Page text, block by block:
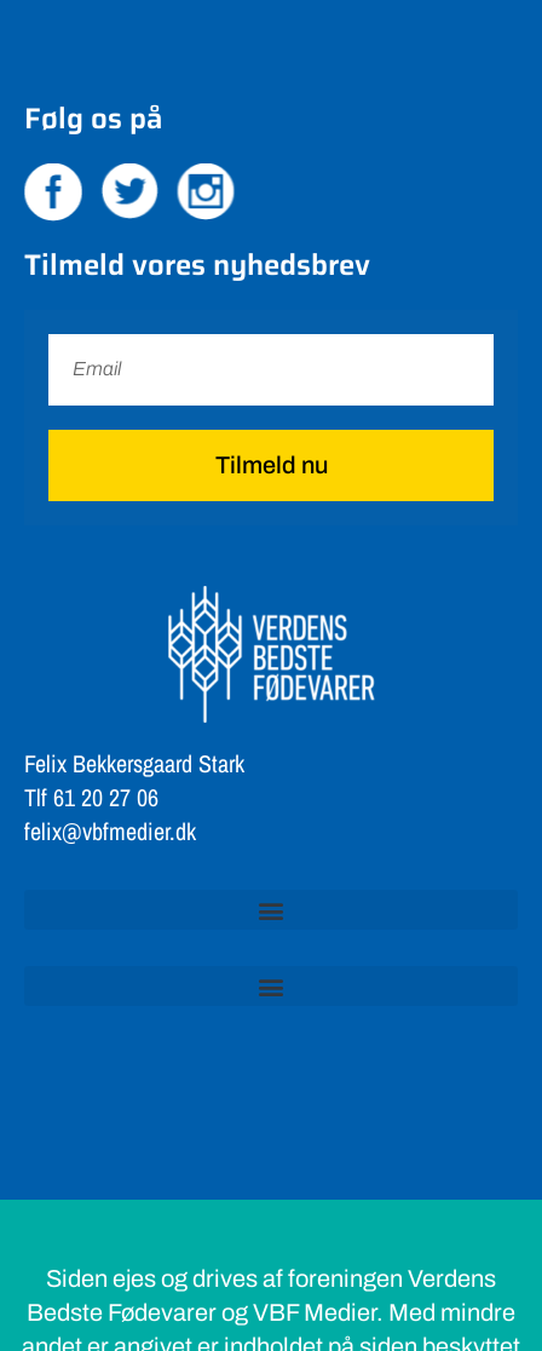
Følg os på
Tilmeld vores nyhedsbrev
Tilmeld nu
Felix Bekkersgaard Stark
Tlf 61 20 27 06
felix@vbfmedier.dk
Siden ejes og drives af foreningen Verdens
Bedste Fødevarer og VBF Medier. Med mindre